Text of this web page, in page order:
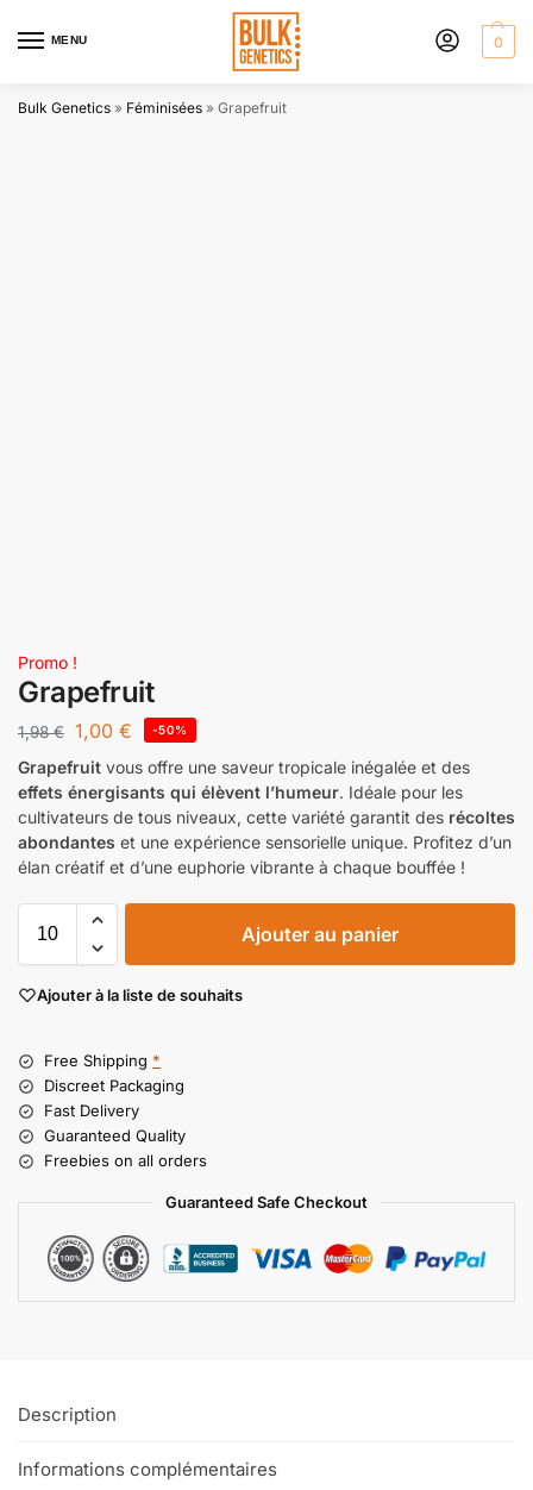
MENU 0
Bulk Genetics » Féminisées » Grapefruit
Promo !
Grapefruit
1,98€ 1,00 € -50%
Grapefruit vous offre une saveur tropicale inégalée et des
effets énergisants qui élèvent l’humeur. Idéale pour les
cultivateurs de tous niveaux, cette variété garantit des récoltes
abondantes et une expérience sensorielle unique. Profitez d’un
élan créatif et d’une euphorie vibrante à chaque bouffée !
Ajouter au panier
Ajouter à la liste de souhaits
Free Shipping *
Discreet Packaging
Fast Delivery
Guaranteed Quality
Freebies on all orders
Guaranteed Safe Checkout
Description
Informations complémentaires